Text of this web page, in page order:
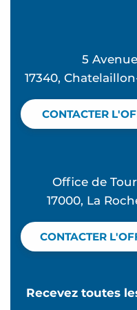
5
17340,
CONTACTER
Office de
17000, La
CONTACTER
Recevez toutes